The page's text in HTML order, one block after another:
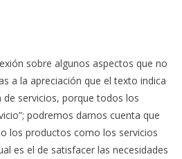
sobre algunos aspectos que no
a la apreciación que el texto indica
de servicios, porque todos los
podremos darnos cuenta que
los productos como los servicios
es el de satisfacer las necesidades